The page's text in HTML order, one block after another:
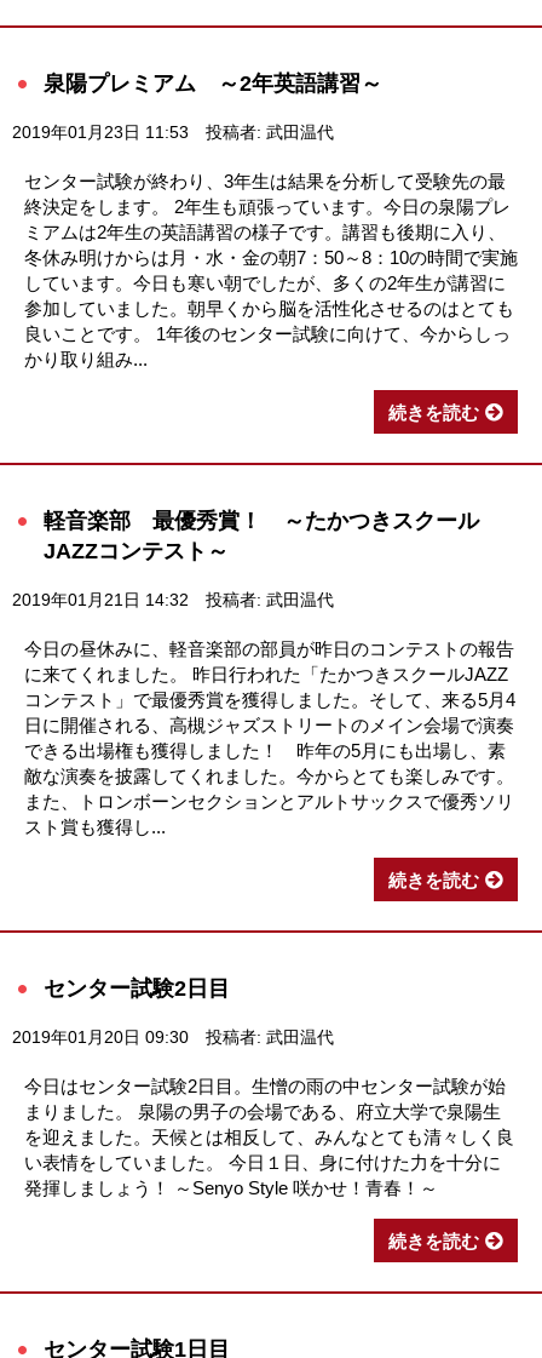
泉陽プレミアム ～2年英語講習～
2019年01月23日 11:53 投稿者: 武田温代
センター試験が終わり、3年生は結果を分析して受験先の最
終決定をします。 2年生も頑張っています。今日の泉陽プレ
ミアムは2年生の英語講習の様子です。講習も後期に入り、
冬休み明けからは月・水・金の朝7：50～8：10の時間で実施
しています。今日も寒い朝でしたが、多くの2年生が講習に
参加していました。朝早くから脳を活性化させるのはとても
良いことです。 1年後のセンター試験に向けて、今からしっ
かり取り組み...
続きを読む
軽音楽部 最優秀賞！ ～たかつきスクール
JAZZコンテスト～
2019年01月21日 14:32 投稿者: 武田温代
今日の昼休みに、軽音楽部の部員が昨日のコンテストの報告
に来てくれました。 昨日行われた「たかつきスクールJAZZ
コンテスト」で最優秀賞を獲得しました。そして、来る5月4
日に開催される、高槻ジャズストリートのメイン会場で演奏
できる出場権も獲得しました！ 昨年の5月にも出場し、素
敵な演奏を披露してくれました。今からとても楽しみです。
また、トロンボーンセクションとアルトサックスで優秀ソリ
スト賞も獲得し...
続きを読む
センター試験2日目
2019年01月20日 09:30 投稿者: 武田温代
今日はセンター試験2日目。生憎の雨の中センター試験が始
まりました。 泉陽の男子の会場である、府立大学で泉陽生
を迎えました。天候とは相反して、みんなとても清々しく良
い表情をしていました。 今日１日、身に付けた力を十分に
発揮しましょう！ ～Senyo Style 咲かせ！青春！～
続きを読む
センター試験1日目